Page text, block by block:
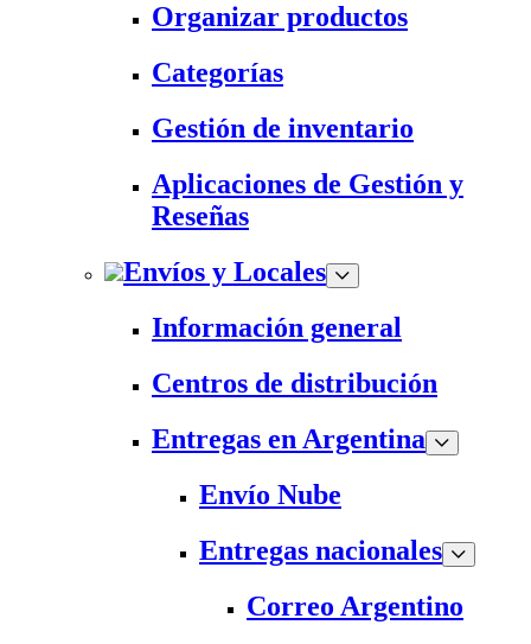
Organizar productos
Categorías
Gestión de inventario
Aplicaciones de Gestión y
Reseñas
Envíos y Locales
Información general
Centros de distribución
Entregas en Argentina
Envío Nube
Entregas nacionales
Correo Argentino